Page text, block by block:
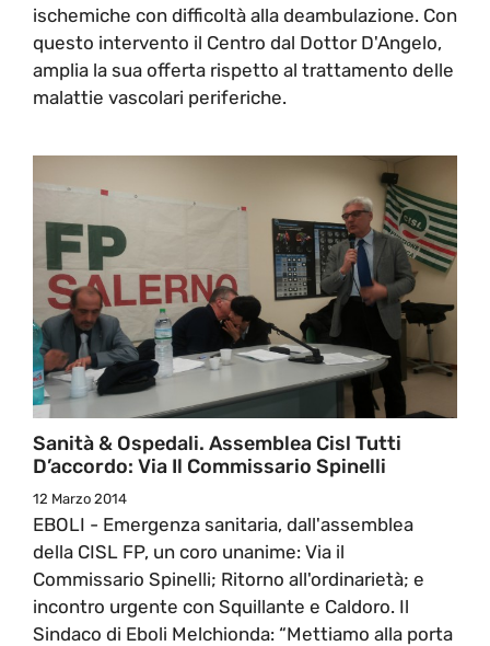
ischemiche con difficoltà alla deambulazione. Con
questo intervento il Centro dal Dottor D'Angelo,
amplia la sua offerta rispetto al trattamento delle
malattie vascolari periferiche.
Sanità & Ospedali. Assemblea Cisl Tutti
D’accordo: Via Il Commissario Spinelli
12 Marzo 2014
EBOLI - Emergenza sanitaria, dall'assemblea
della CISL FP, un coro unanime: Via il
Commissario Spinelli; Ritorno all'ordinarietà; e
incontro urgente con Squillante e Caldoro. Il
Sindaco di Eboli Melchionda: “Mettiamo alla porta